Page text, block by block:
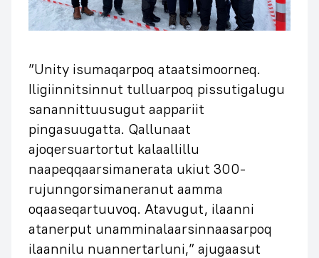
”Unity isumaqarpoq ataatsimoorneq.
Iligiinnitsinnut tulluarpoq pissutigalugu
sanannittuusugut aappariit
pingasuugatta. Qallunaat
ajoqersuartortut kalaallillu
naapeqqaarsimanerata ukiut 300-
rujunngorsimaneranut aamma
oqaaseqartuuvoq. Atavugut, ilaanni
atanerput unamminalaarsinnaasarpoq
ilaannilu nuannertarluni,” ajugaasut